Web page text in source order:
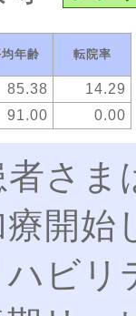
年齢 転院率
85.38 14.29
91.00 0.00
さま
開
ビリ